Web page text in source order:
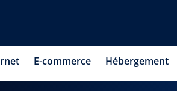
E-commerce Hébergement